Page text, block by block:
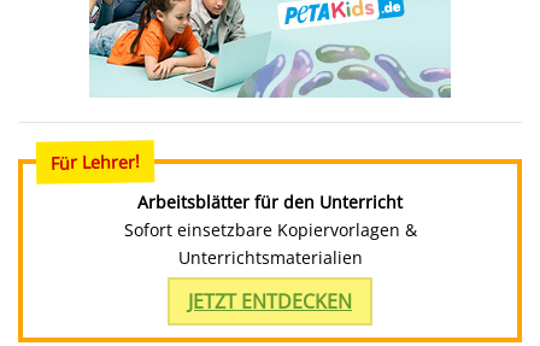
Für Lehrer!
Arbeitsblätter für den Unterricht
Sofort einsetzbare Kopiervorlagen &
Unterrichtsmaterialien
JETZT ENTDECKEN